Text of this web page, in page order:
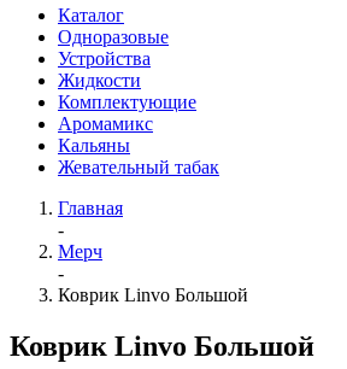
Каталог
Одноразовые
Устройства
Жидкости
Комплектующие
Аромамикс
Кальяны
Жевательный табак
Главная
-
Мерч
-
Коврик Linvo Большой
Коврик Linvo Большой